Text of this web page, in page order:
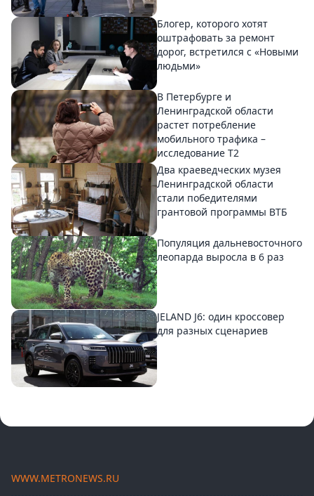
Блогер, которого хотят
оштрафовать за ремонт
дорог, встретился с «Новыми
людьми»
В Петербурге и
Ленинградской области
растет потребление
мобильного трафика –
исследование T2
Два краеведческих музея
Ленинградской области
стали победителями
грантовой программы ВТБ
Популяция дальневосточного
леопарда выросла в 6 раз
JELAND J6: один кроссовер
для разных сценариев
WWW.METRONEWS.RU